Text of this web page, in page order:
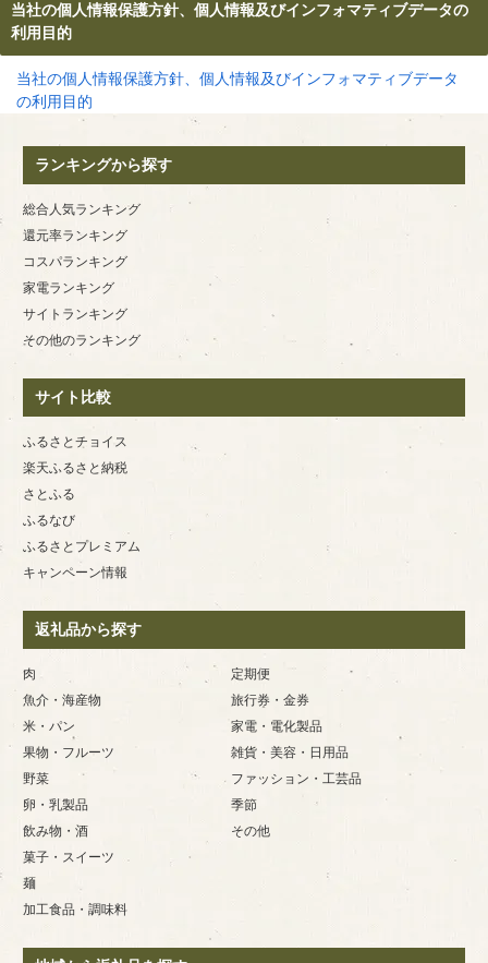
当社の個人情報保護方針、個人情報及びインフォマティブデータの
利用目的
当社の個人情報保護方針、個人情報及びインフォマティブデータ
の利用目的
ランキングから探す
総合人気ランキング
還元率ランキング
コスパランキング
家電ランキング
サイトランキング
その他のランキング
サイト比較
ふるさとチョイス
楽天ふるさと納税
さとふる
ふるなび
ふるさとプレミアム
キャンペーン情報
返礼品から探す
肉
魚介・海産物
米・パン
果物・フルーツ
野菜
卵・乳製品
飲み物・酒
菓子・スイーツ
麺
加工食品・調味料
定期便
旅行券・金券
家電・電化製品
雑貨・美容・日用品
ファッション・工芸品
季節
その他